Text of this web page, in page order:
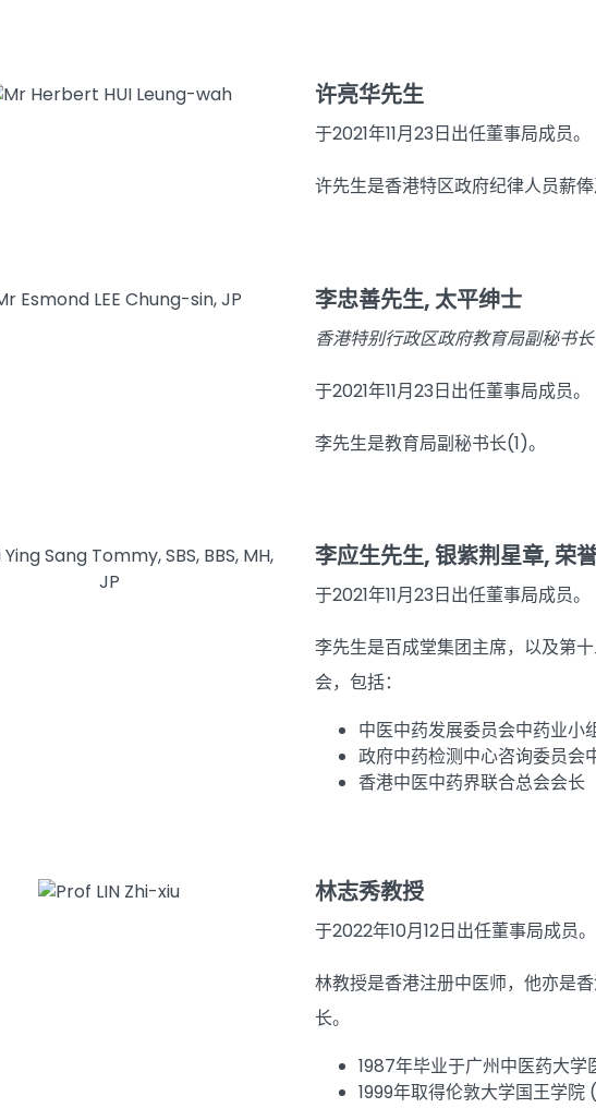
许亮华先生
于2021年11月23日出任董事局成员。
许先生是香港特区政府纪律人员薪
李忠善先生, 太平绅士
香港特别行政区政府教育局副秘书
于2021年11月23日出任董事局成员。
李先生是教育局副秘书长(1)。
李应生先生, 银紫荆星章, 荣
于2021年11月23日出任董事局成员。
李先生是百成堂集团主席，以及第
会，包括：
中医中药发展委员会中药业小
政府中药检测中心咨询委员会
香港中医中药界联合总会会长
林志秀教授
于2022年10月12日出任董事局成员。
林教授是香港注册中医师，他亦是
长。
1987年毕业于广州中医药大
1999年取得伦敦大学国王学